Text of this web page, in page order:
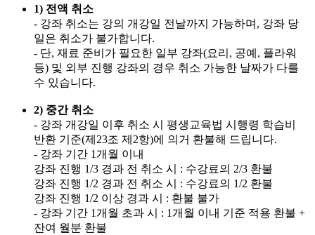
1) 전액 취소
- 강좌 취소는 강의 개강일 전날까지 가능하며, 강좌 당
일은 취소가 불가합니다.
- 단, 재료 준비가 필요한 일부 강좌(요리, 공예, 플라워
등) 및 외부 진행 강좌의 경우 취소 가능한 날짜가 다를
수 있습니다.
2) 중간 취소
- 강좌 개강일 이후 취소 시 평생교육법 시행령 학습비
반환 기준(제23조 제2항)에 의거 환불해 드립니다.
- 강좌 기간 1개월 이내
강좌 진행 1/3 경과 전 취소 시 : 수강료의 2/3 환불
강좌 진행 1/2 경과 전 취소 시 : 수강료의 1/2 환불
강좌 진행 1/2 이상 경과 시 : 환불 불가
- 강좌 기간 1개월 초과 시 : 1개월 이내 기준 적용 환불 +
잔여 월분 환불